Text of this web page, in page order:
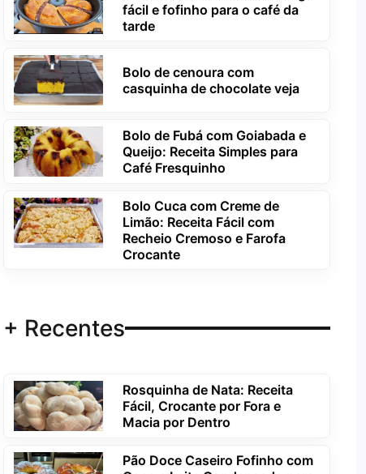
fácil e fofinho para o café da
tarde
Bolo de cenoura com
casquinha de chocolate veja
Bolo de Fubá com Goiabada e
Queijo: Receita Simples para
Café Fresquinho
Bolo Cuca com Creme de
Limão: Receita Fácil com
Recheio Cremoso e Farofa
Crocante
+ Recentes
Rosquinha de Nata: Receita
Fácil, Crocante por Fora e
Macia por Dentro
Pão Doce Caseiro Fofinho com